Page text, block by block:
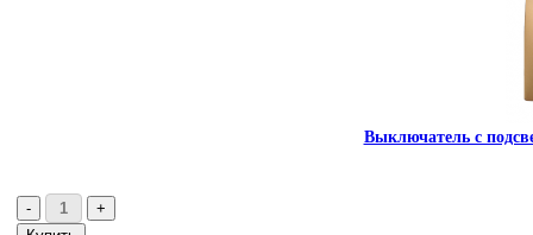
Выключатель с